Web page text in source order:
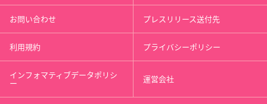
お問い合わせ プレスリリース送付先
利用規約 プライバシーポリシー
インフォマティブデータポリシ
ー 運営会社